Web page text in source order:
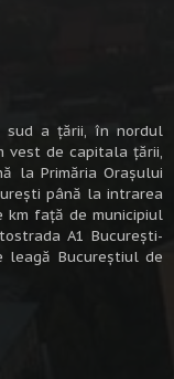
sud a ţării, în nordul
vest de capitala țării,
la Primăria Orașului
până la intrarea
km faţă de municipiul
A1 Bucureşti-
leagă Bucureştiul de